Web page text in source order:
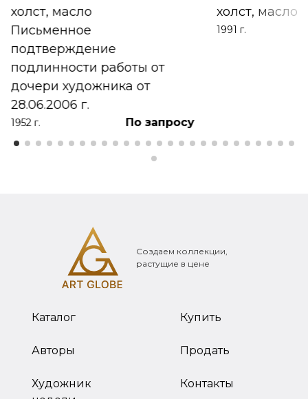
холст, масло
Письменное
подтверждение
подлинности работы от
дочери художника от
28.06.2006 г.
1952 г. По запросу
холст, масло
1991 г.
Создаем коллекции,
растущие в цене
Каталог
Авторы
Художник
Купить
Продать
Контакты